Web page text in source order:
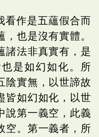
看作是五蘊假合而
也是沒有實體。
諸法非真實有，是
是如幻如化。所
陰實無，以世諦故
皆如幻如化，以世
說第一義空，此義
空。第一義者，所